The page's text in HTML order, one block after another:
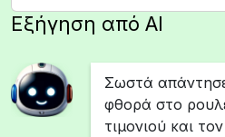
Εξήγηση από AI
Σωστά
φθορά στο
τιμονιού και